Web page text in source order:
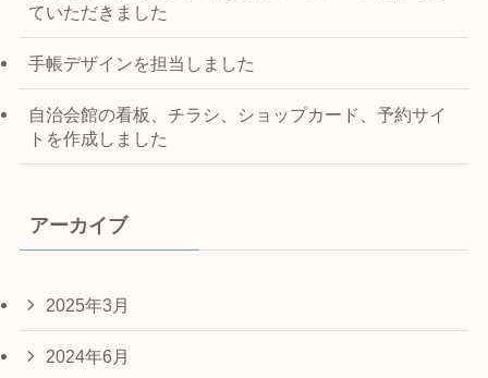
ていただきました
手帳デザインを担当しました
自治会館の看板、チラシ、ショップカード、予約サイ
トを作成しました
アーカイブ
2025年3月
2024年6月